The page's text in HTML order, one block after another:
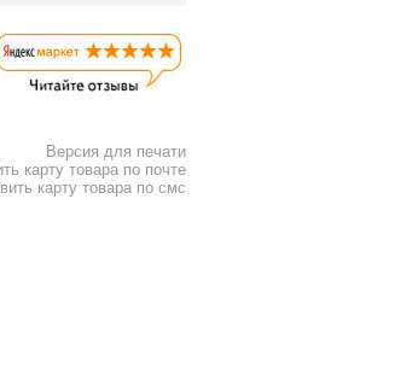
Версия для печати
карту товара по почте
карту товара по смс